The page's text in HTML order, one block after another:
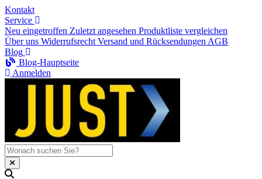
Kontakt
Service
Neu eingetroffen Zuletzt angesehen Produktliste vergleichen
Über uns Widerrufsrecht Versand und Rücksendungen AGB
Blog
Blog-Hauptseite
Anmelden